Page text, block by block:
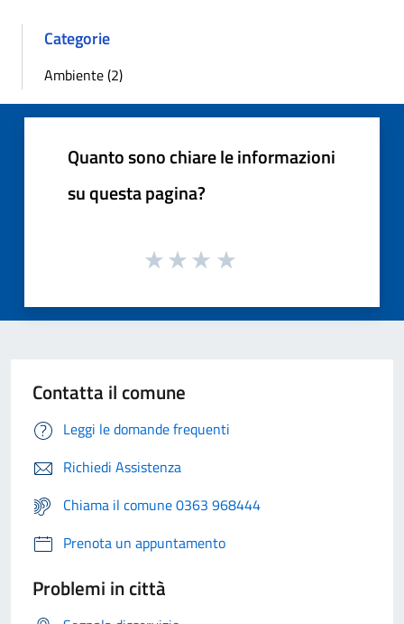
Categorie
Ambiente (2)
Quanto sono chiare le informazioni
su questa pagina?
Contatta il comune
Leggi le domande frequenti
Richiedi Assistenza
Chiama il comune 0363 968444
Prenota un appuntamento
Problemi in città